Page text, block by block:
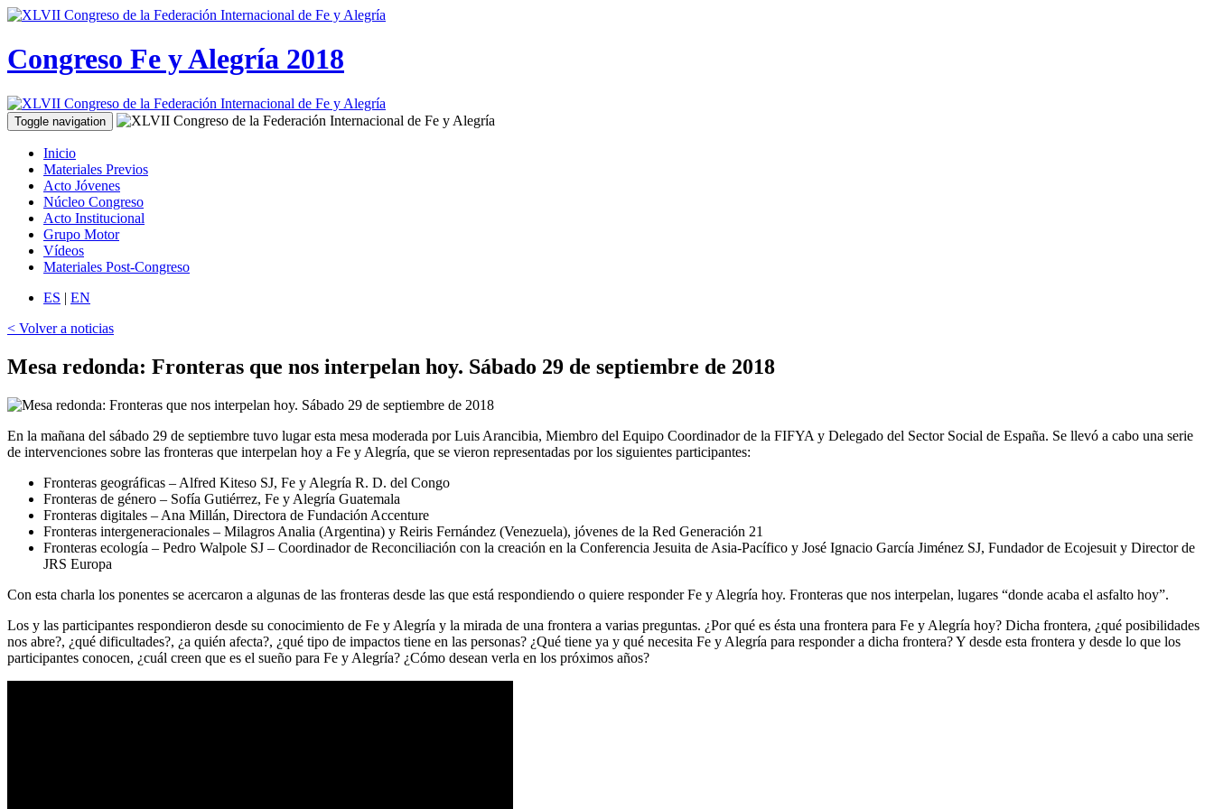
Congreso Fe y Alegría 2018
Toggle navigation
Inicio
Materiales Previos
Acto Jóvenes
Núcleo Congreso
Acto Institucional
Grupo Motor
Vídeos
Materiales Post-Congreso
ES | EN
< Volver a noticias
Mesa redonda: Fronteras que nos interpelan hoy. Sábado 29 de septiembre de 2018
En la mañana del sábado 29 de septiembre tuvo lugar esta mesa moderada por Luis Arancibia, Miembro del Equipo Coordinador de la FIFYA y Delegado del Sector Social de España. Se llevó a cabo una serie
de intervenciones sobre las fronteras que interpelan hoy a Fe y Alegría, que se vieron representadas por los siguientes participantes:
Fronteras geográficas – Alfred Kiteso SJ, Fe y Alegría R. D. del Congo
Fronteras de género – Sofía Gutiérrez, Fe y Alegría Guatemala
Fronteras digitales – Ana Millán, Directora de Fundación Accenture
Fronteras intergeneracionales – Milagros Analia (Argentina) y Reiris Fernández (Venezuela), jóvenes de la Red Generación 21
Fronteras ecología – Pedro Walpole SJ – Coordinador de Reconciliación con la creación en la Conferencia Jesuita de Asia-Pacífico y José Ignacio García Jiménez SJ, Fundador de Ecojesuit y Director de
JRS Europa
Con esta charla los ponentes se acercaron a algunas de las fronteras desde las que está respondiendo o quiere responder Fe y Alegría hoy. Fronteras que nos interpelan, lugares “donde acaba el asfalto hoy”.
Los y las participantes respondieron desde su conocimiento de Fe y Alegría y la mirada de una frontera a varias preguntas. ¿Por qué es ésta una frontera para Fe y Alegría hoy? Dicha frontera, ¿qué posibilidades
nos abre?, ¿qué dificultades?, ¿a quién afecta?, ¿qué tipo de impactos tiene en las personas? ¿Qué tiene ya y qué necesita Fe y Alegría para responder a dicha frontera? Y desde esta frontera y desde lo que los
participantes conocen, ¿cuál creen que es el sueño para Fe y Alegría? ¿Cómo desean verla en los próximos años?